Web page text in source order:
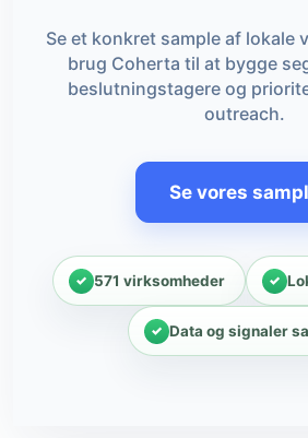
Se et konkret sample af lokale
brug Coherta til at bygge
beslutningstagere og
outreach.
Se vores
571 virksomheder
Data og signaler